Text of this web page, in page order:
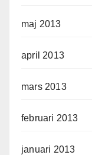
maj 2013
april 2013
mars 2013
februari 2013
januari 2013